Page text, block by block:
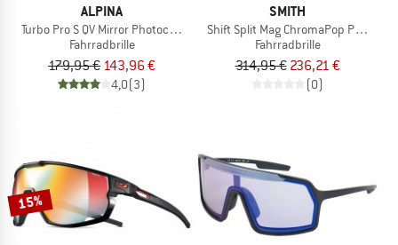
ALPINA
Turbo Pro S QV Mirror Photochromic S1-3
Fahrradbrille
179,95 € 143,96 €
4,0(3)
SMITH
Shift Split Mag ChromaPop
Fahrradbrille
314,95 € 236,21 €
(0)
15%